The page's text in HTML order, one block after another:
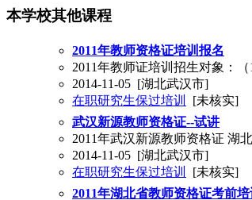
本学校其他课程
2011年教师资格证培训报名
2011年教师证培训招生对象：
2014-11-05 [湖北武汉市]
在职研究生保过培训
[未核实]
武汉新源教师资格证--试讲
2011年武汉新源教师资格证 湖
2014-11-05 [湖北武汉市]
在职研究生保过培训
[未核实]
2011年湖北省教师资格证考前培